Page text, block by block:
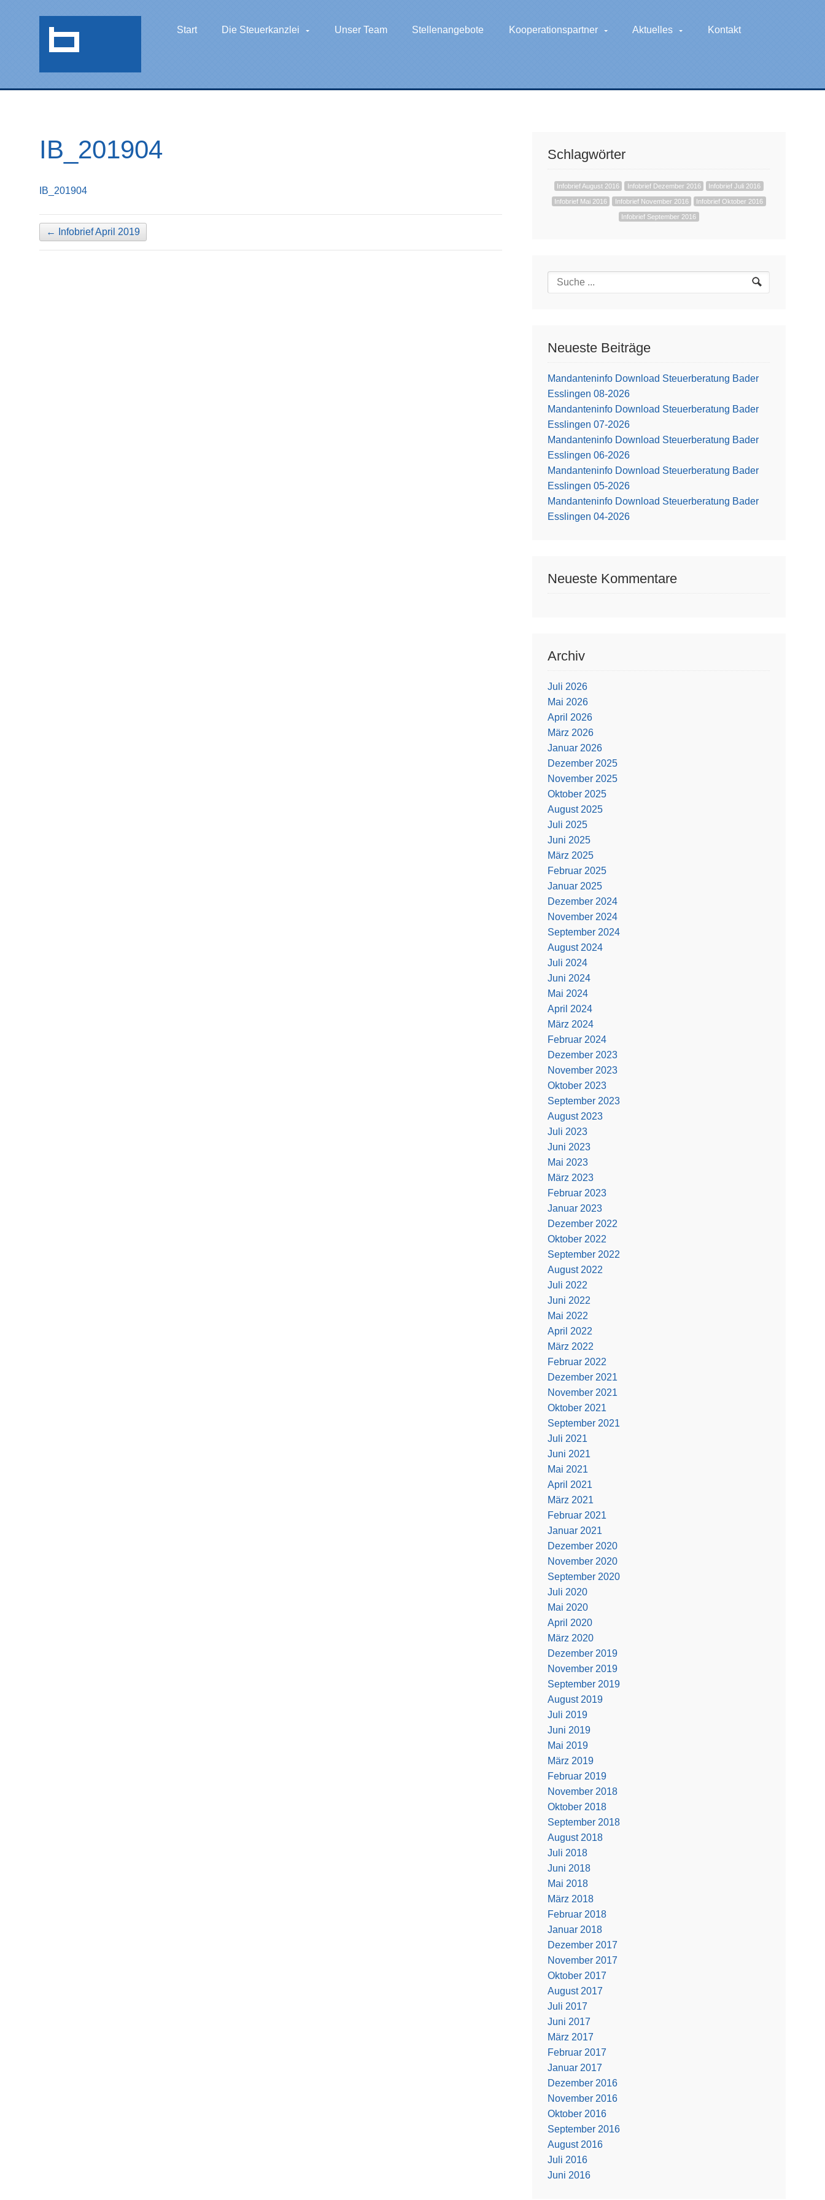
Start Die Steuerkanzlei Unser Team Stellenangebote Kooperationspartner Aktuelles Kontakt
IB_201904
IB_201904
← Infobrief April 2019
Schlagwörter
Infobrief August 2016 Infobrief Dezember 2016 Infobrief Juli 2016
Infobrief Mai 2016 Infobrief November 2016 Infobrief Oktober 2016
Infobrief September 2016
Neueste Beiträge
Mandanteninfo Download Steuerberatung Bader
Esslingen 08-2026
Mandanteninfo Download Steuerberatung Bader
Esslingen 07-2026
Mandanteninfo Download Steuerberatung Bader
Esslingen 06-2026
Mandanteninfo Download Steuerberatung Bader
Esslingen 05-2026
Mandanteninfo Download Steuerberatung Bader
Esslingen 04-2026
Neueste Kommentare
Archiv
Juli 2026
Mai 2026
April 2026
März 2026
Januar 2026
Dezember 2025
November 2025
Oktober 2025
August 2025
Juli 2025
Juni 2025
März 2025
Februar 2025
Januar 2025
Dezember 2024
November 2024
September 2024
August 2024
Juli 2024
Juni 2024
Mai 2024
April 2024
März 2024
Februar 2024
Dezember 2023
November 2023
Oktober 2023
September 2023
August 2023
Juli 2023
Juni 2023
Mai 2023
März 2023
Februar 2023
Januar 2023
Dezember 2022
Oktober 2022
September 2022
August 2022
Juli 2022
Juni 2022
Mai 2022
April 2022
März 2022
Februar 2022
Dezember 2021
November 2021
Oktober 2021
September 2021
Juli 2021
Juni 2021
Mai 2021
April 2021
März 2021
Februar 2021
Januar 2021
Dezember 2020
November 2020
September 2020
Juli 2020
Mai 2020
April 2020
März 2020
Dezember 2019
November 2019
September 2019
August 2019
Juli 2019
Juni 2019
Mai 2019
März 2019
Februar 2019
November 2018
Oktober 2018
September 2018
August 2018
Juli 2018
Juni 2018
Mai 2018
März 2018
Februar 2018
Januar 2018
Dezember 2017
November 2017
Oktober 2017
August 2017
Juli 2017
Juni 2017
März 2017
Februar 2017
Januar 2017
Dezember 2016
November 2016
Oktober 2016
September 2016
August 2016
Juli 2016
Juni 2016